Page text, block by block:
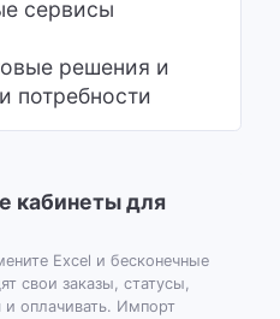
сервисы
решения и
потребности
кабинеты для
Excel и бесконечные
свои заказы, статусы,
оплачивать. Импорт